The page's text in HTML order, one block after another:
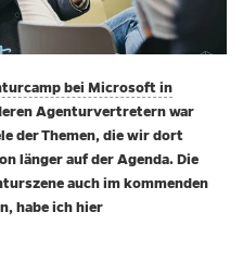
bei Microsoft in
Agenturvertretern war
der Themen, die wir dort
länger auf der Agenda. Die
auch im kommenden
habe ich hier